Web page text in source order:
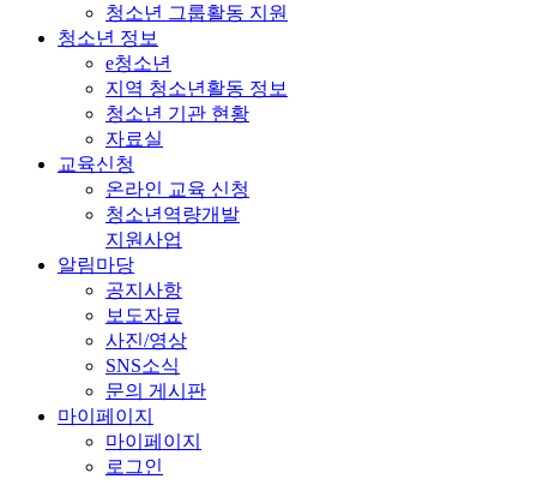
청소년 그룹활동 지원
청소년 정보
e청소년
지역 청소년활동 정보
청소년 기관 현황
자료실
교육신청
온라인 교육 신청
청소년역량개발
지원사업
알림마당
공지사항
보도자료
사진/영상
SNS소식
문의 게시판
마이페이지
마이페이지
로그인